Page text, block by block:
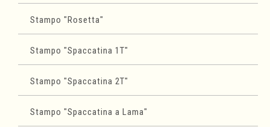
Stampo "Rosetta"
Stampo "Spaccatina 1T"
Stampo "Spaccatina 2T"
Stampo "Spaccatina a Lama"